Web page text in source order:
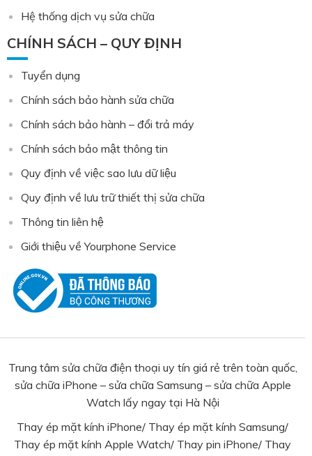
Hệ thống dịch vụ sửa chữa
CHÍNH SÁCH – QUY ĐỊNH
Tuyển dụng
Chính sách bảo hành sửa chữa
Chính sách bảo hành – đổi trả máy
Chính sách bảo mật thông tin
Quy định về việc sao lưu dữ liệu
Quy định về lưu trữ thiết thị sửa chữa
Thông tin liên hệ
Giới thiệu về Yourphone Service
Trung tâm sửa chữa điện thoại uy tín giá rẻ trên toàn quốc,
sửa chữa iPhone – sửa chữa Samsung – sửa chữa Apple
Watch lấy ngay tại Hà Nội
Thay ép mặt kính iPhone/ Thay ép mặt kính Samsung/
Thay ép mặt kính Apple Watch/ Thay pin iPhone/ Thay